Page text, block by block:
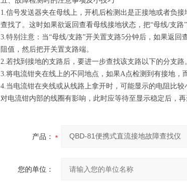
1.信号发送器夹在母线上，开机后检测出是正接地或者负
查找了。这时如果欲返回查看母线接地状态，把“母线/支路
3.特别注意：当“母线/支路”开关置支路5分钟后，如果返
阻值，然后把开关置支路端。
2.若找到接地的支路后，要进一步查找该支路以下的分支路
3.将电流钳夹在线上的不同地点，如果A点检测到有接地，
4.当电流钳在夹线或从线路上拿开时，可能显示的电阻比
对电流钳内部的线圈有影响，此时应等待至显示稳定后，再
产品：
您的单位：